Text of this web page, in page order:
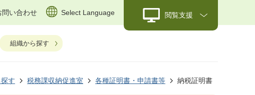
問い合わせ Select Language 閲覧支援
組織から探す
す 税務課収納促進室 各種証明書・申請書等 納税証明書